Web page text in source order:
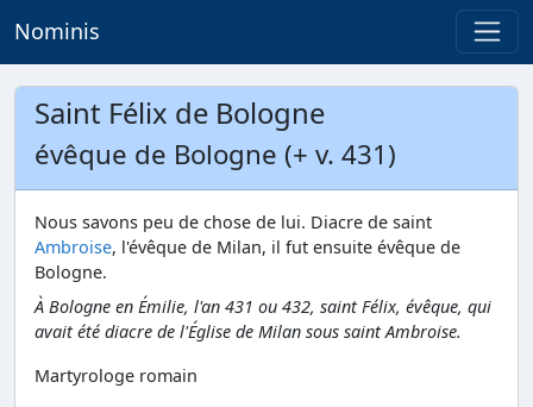
Nominis
Saint Félix de Bologne
évêque de Bologne (+ v. 431)
Nous savons peu de chose de lui. Diacre de saint
Ambroise, l'évêque de Milan, il fut ensuite évêque de
Bologne.
À Bologne en Émilie, l'an 431 ou 432, saint Félix, évêque, qui
avait été diacre de l'Église de Milan sous saint Ambroise.
Martyrologe romain